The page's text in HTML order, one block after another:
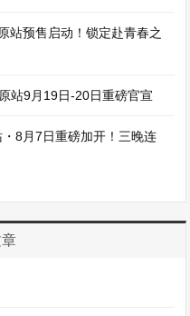
站预售启动！锁定赴青春之
站9月19日-20日重磅官宣
8月7日重磅加开！三晚连